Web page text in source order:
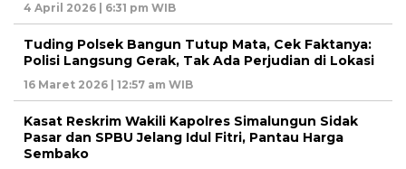
4 April 2026 | 6:31 pm WIB
Tuding Polsek Bangun Tutup Mata, Cek Faktanya:
Polisi Langsung Gerak, Tak Ada Perjudian di Lokasi
16 Maret 2026 | 12:57 am WIB
Kasat Reskrim Wakili Kapolres Simalungun Sidak
Pasar dan SPBU Jelang Idul Fitri, Pantau Harga
Sembako